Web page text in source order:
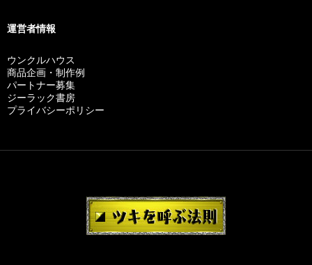
運営者情報
ウンクルハウス
商品企画・制作例
パートナー募集
ジーラック書房
プライバシーポリシー